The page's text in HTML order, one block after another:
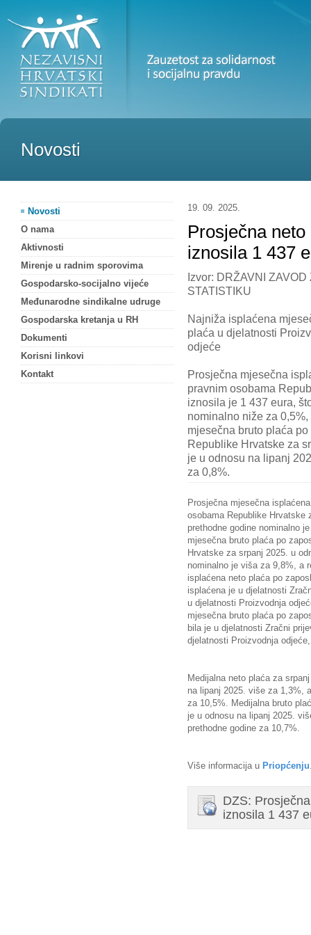
Novosti
19. 09. 2025.
Prosječna
iznosila 1 437
Izvor: DRŽAVNI ZAVOD
STATISTIKU
Najniža isplaćena
plaća u djelatnosti
odjeće
Prosječna mjesečna
pravnim osobama
iznosila je 1 437 eura,
nominalno niže za
mjesečna bruto plaća
Republike Hrvatske za
je u odnosu na lipanj
za 0,8%.
Prosječna mjesečna
osobama Republike Hrvatske
prethodne godine nominalno
mjesečna bruto plaća po
Hrvatske za srpanj 2025. u
nominalno je viša za 9,8%, a
isplaćena neto plaća po
isplaćena je u djelatnosti
u djelatnosti Proizvodnja
mjesečna bruto plaća po
bila je u djelatnosti Zračni
djelatnosti Proizvodnja
Medijalna neto plaća za
na lipanj 2025. više za 1,3%,
za 10,5%. Medijalna bruto
je u odnosu na lipanj 2025.
prethodne godine za 10,7%.
Više informacija u Priopćenju
DZS:
iznosila 1 437
Novosti
O nama
Aktivnosti
Mirenje u radnim sporovima
Gospodarsko-socijalno vijeće
Međunarodne sindikalne udruge
Gospodarska kretanja u RH
Dokumenti
Korisni linkovi
Kontakt